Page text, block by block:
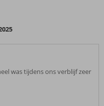
was tijdens ons verblijf zeer